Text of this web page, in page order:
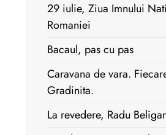
29 iulie, Ziua Imnului
Romaniei
Bacaul, pas cu pas
Caravana de vara.
Gradinita.
La revedere, Radu